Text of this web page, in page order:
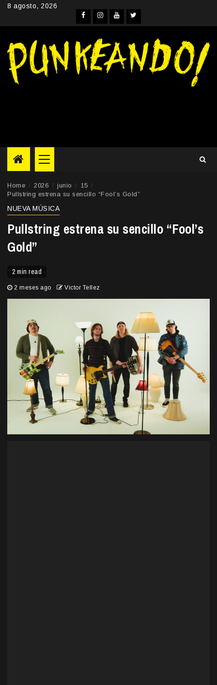
Skip8 agosto, 2026
Facebook
Instagram
YouTube
Twitter
Primary
Menu
Home 2026 junio
15
Pullstring estrena su sencillo “Fool’s Gold”
NUEVA MÚSICA
Pullstring estrena su sencillo “Fool’s
Gold”
2 min read
2 meses ago Victor Tellez